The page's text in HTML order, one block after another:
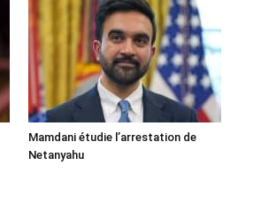
Mamdani étudie l’arrestation de
Netanyahu